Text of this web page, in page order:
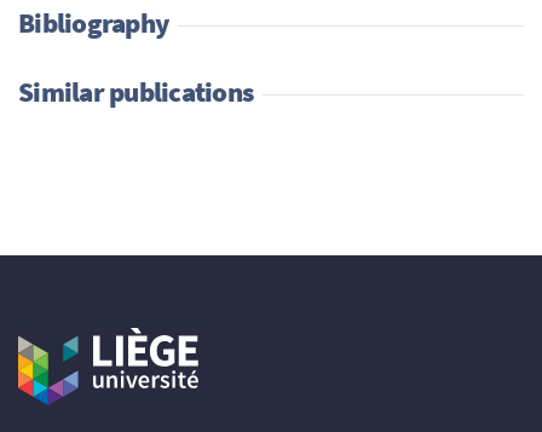
Bibliography
Similar publications